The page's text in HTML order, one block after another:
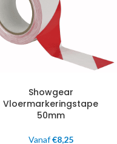
Showgear
Vloermarkeringstape
50mm
Vanaf€8,25